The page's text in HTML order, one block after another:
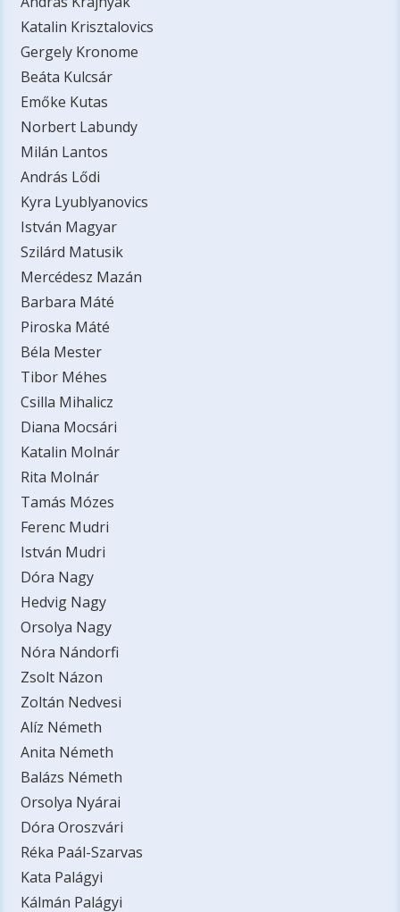
Katalin Krisztalovics
Gergely Kronome
Beáta Kulcsár
Emőke Kutas
Norbert Labundy
Milán Lantos
András Lődi
Kyra Lyublyanovics
István Magyar
Szilárd Matusik
Mercédesz Mazán
Barbara Máté
Piroska Máté
Béla Mester
Tibor Méhes
Csilla Mihalicz
Diana Mocsári
Katalin Molnár
Rita Molnár
Tamás Mózes
Ferenc Mudri
István Mudri
Dóra Nagy
Hedvig Nagy
Orsolya Nagy
Nóra Nándorfi
Zsolt Názon
Zoltán Nedvesi
Alíz Németh
Anita Németh
Balázs Németh
Orsolya Nyárai
Dóra Oroszvári
Réka Paál-Szarvas
Kata Palágyi
Kálmán Palágyi